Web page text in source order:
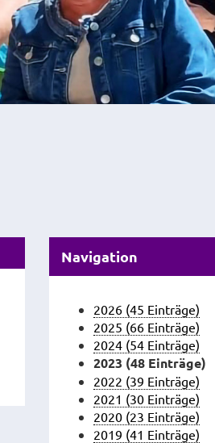
Navigation
2026 (45 Einträge)
2025 (66 Einträge)
2024 (54 Einträge)
2023 (48 Einträge)
2022 (39 Einträge)
2021 (30 Einträge)
2020 (23 Einträge)
2019 (41 Einträge)